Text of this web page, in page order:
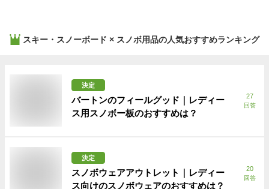
スキー・スノーボード × スノボ用品の人気おすすめランキング
決定
バートンのフィールグッド｜レディー
ス用スノボー板のおすすめは？
27
回答
決定
スノボウェアアウトレット｜レディー
ス向けのスノボウェアのおすすめは？
20
回答